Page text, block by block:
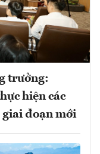
trưởng:
hiện các
đoạn mới